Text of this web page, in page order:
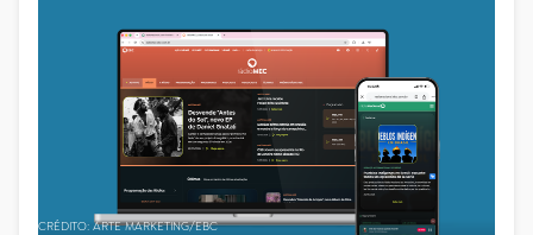
CRÉDITO: ARTE MARKETING/EBC